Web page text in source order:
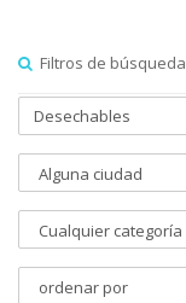
Filtros de búsqueda